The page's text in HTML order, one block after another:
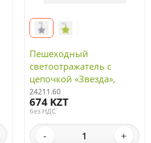
Пешеходный
светоотражатель с
цепочкой «Звезда»,
белый
24211.60
674 KZT
без НДС
- +